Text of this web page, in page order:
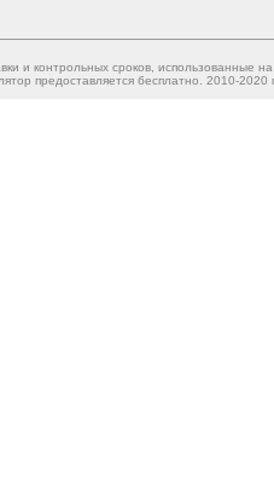
и контрольных сроков, использованные
предоставляется бесплатно. 2010-2020